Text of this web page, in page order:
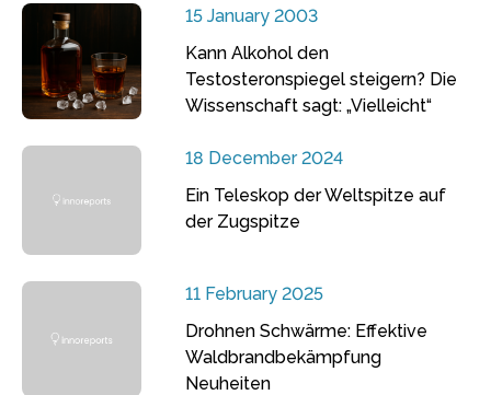
15 January 2003
Kann Alkohol den
Testosteronspiegel steigern? Die
Wissenschaft sagt: „Vielleicht“
18 December 2024
Ein Teleskop der Weltspitze auf
der Zugspitze
11 February 2025
Drohnen Schwärme: Effektive
Waldbrandbekämpfung
Neuheiten